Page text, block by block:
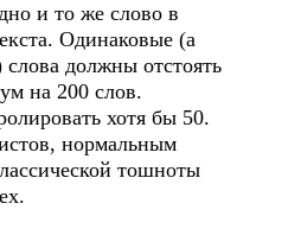
и то же слово в
Одинаковые (а
должны отстоять
на 200 слов.
хотя бы 50.
нормальным
тошноты